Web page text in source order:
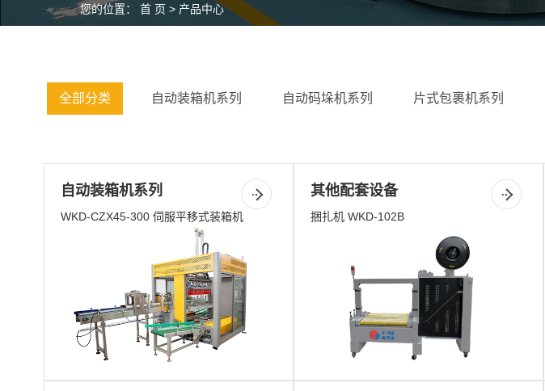
您的位置： 首 页 > 产品中心
全部分类 自动装箱机系列 自动码垛机系列 片式包裹机系列
自动装箱机系列
WKD-CZX45-300 伺服平移式装箱机
其他配套设备
捆扎机 WKD-102B